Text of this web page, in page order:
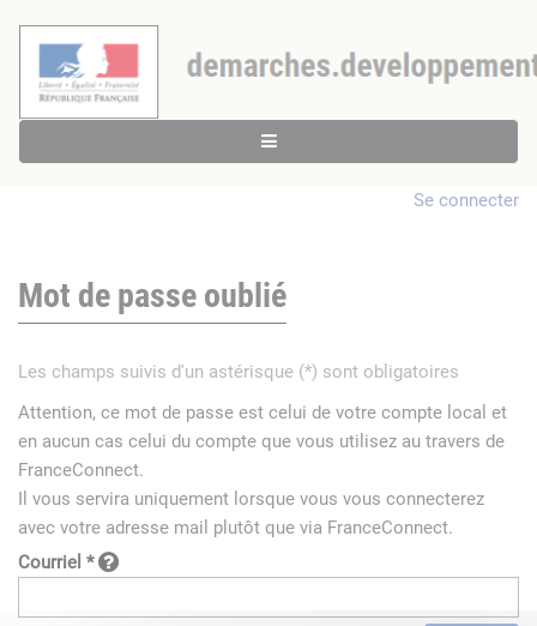
Se connecter
Mot de passe oublié
Les champs suivis d'un astérisque (*) sont obligatoires
Attention, ce mot de passe est celui de votre compte local et
en aucun cas celui du compte que vous utilisez au travers de
FranceConnect.
Il vous servira uniquement lorsque vous vous connecterez
avec votre adresse mail plutôt que via FranceConnect.
Courriel *